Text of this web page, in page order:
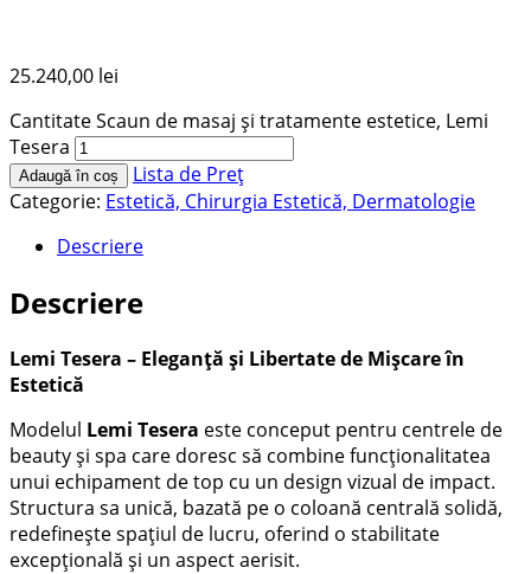
25.240,00 lei
Cantitate Scaun de masaj și tratamente estetice, Lemi
Tesera
Adaugă în coș
Lista de Preț
Categorie: Estetică, Chirurgia Estetică, Dermatologie
Descriere
Descriere
Lemi Tesera – Eleganță și Libertate de Mișcare în
Estetică
Modelul Lemi Tesera este conceput pentru centrele de
beauty și spa care doresc să combine funcționalitatea
unui echipament de top cu un design vizual de impact.
Structura sa unică, bazată pe o coloană centrală solidă,
redefinește spațiul de lucru, oferind o stabilitate
excepțională și un aspect aerisit.